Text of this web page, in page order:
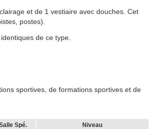
et de 1 vestiaire avec douches. Cet
postes).
de ce type.
sportives, de formations sportives et de
Spé.
Niveau